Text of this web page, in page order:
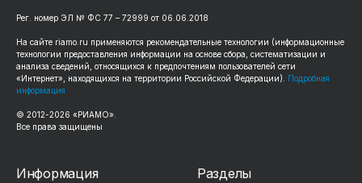
Рег. номер ЭЛ № ФС 77 – 72999 от 06.06.2018
На сайте riamo.ru применяются рекомендательные технологии (информационные
технологии предоставления информации на основе сбора, систематизации и
анализа сведений, относящихся к предпочтениям пользователей сети
«Интернет», находящихся на территории Российской Федерации).
Подробная
информация
© 2012-2026 «РИАМО».
Все права защищены
Информация Разделы